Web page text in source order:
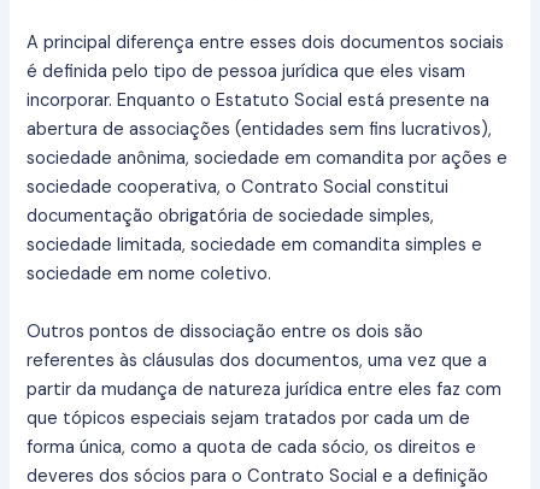
A principal diferença entre esses dois documentos sociais
é definida pelo tipo de pessoa jurídica que eles visam
incorporar. Enquanto o Estatuto Social está presente na
abertura de associações (entidades sem fins lucrativos),
sociedade anônima, sociedade em comandita por ações e
sociedade cooperativa, o Contrato Social constitui
documentação obrigatória de sociedade simples,
sociedade limitada, sociedade em comandita simples e
sociedade em nome coletivo.
Outros pontos de dissociação entre os dois são
referentes às cláusulas dos documentos, uma vez que a
partir da mudança de natureza jurídica entre eles faz com
que tópicos especiais sejam tratados por cada um de
forma única, como a quota de cada sócio, os direitos e
deveres dos sócios para o Contrato Social e a definição